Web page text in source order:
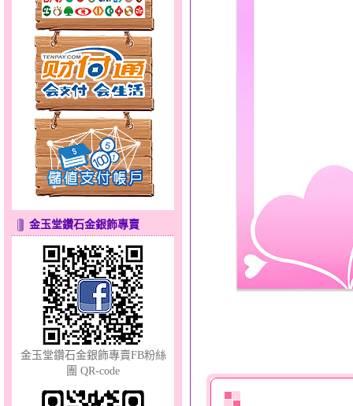
甜心女孩～金銀鋼女套鍊
彩蝶倩影～金銀鋼套鍊
金玉堂鑽石金銀飾專賣
金玉堂鑽石金銀飾專賣FB粉絲
團 QR-code